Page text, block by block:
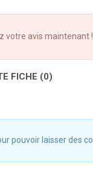
votre avis maintenant !
FICHE (0)
pouvoir laisser des